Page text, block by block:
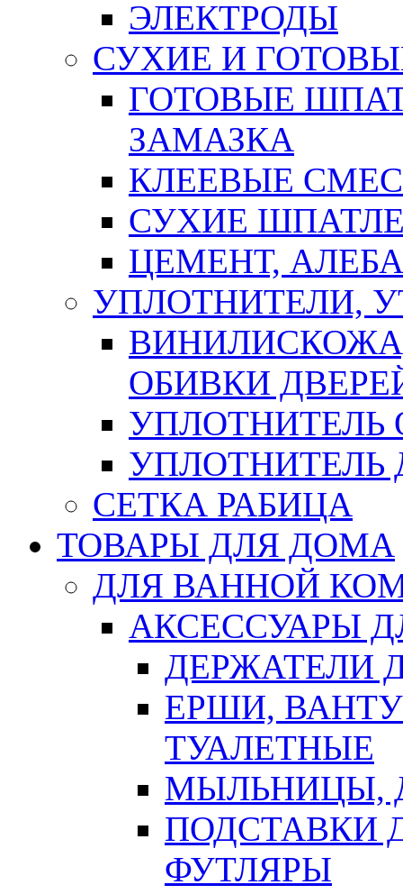
ЭЛЕКТРОДЫ
СУХИЕ И
ГОТОВЫЕ
ЗАМАЗКА
КЛЕЕВЫЕ
СУХИЕ
ЦЕМЕНТ,
УПЛОТНИТЕЛИ,
ОБИВКИ
УПЛОТНИТЕЛЬ
СЕТКА РАБИЦА
ТОВАРЫ ДЛЯ ДОМА
ДЛЯ ВАННОЙ
АКСЕССУАРЫ
ДЕРЖАТЕЛИ
ЕРШИ,
ТУАЛЕТНЫЕ
МЫЛЬНИЦЫ,
ПОДСТАВКИ
ФУТЛЯРЫ